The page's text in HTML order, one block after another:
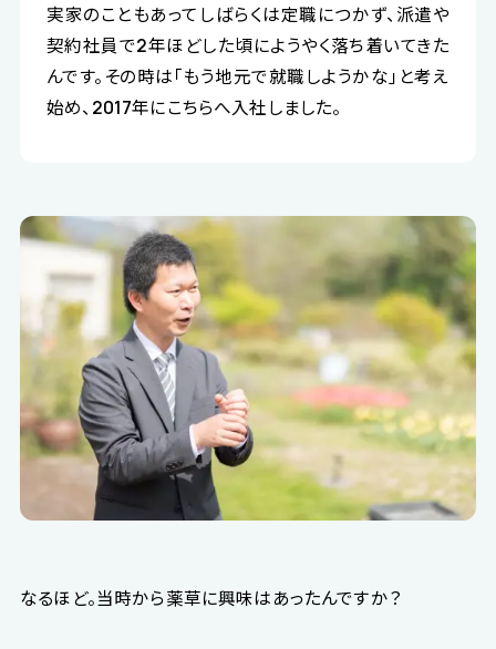
実家のこともあってしばらくは定職につかず、派遣や
契約社員で2年ほどした頃にようやく落ち着いてきた
んです。その時は「もう地元で就職しようかな」と考え
始め、2017年にこちらへ入社しました。
なるほど。当時から薬草に興味はあったんですか？